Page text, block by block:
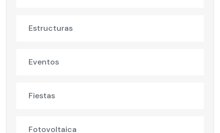
Estructuras
Eventos
Fiestas
Fotovoltaica